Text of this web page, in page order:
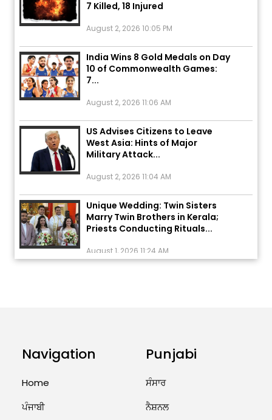
India Wins 8 Gold Medals on Day
10 of Commonwealth Games:
7...
US Advises Citizens to Leave
West Asia: Hints of Major
Military Attack...
Unique Wedding: Twin Sisters
Marry Twin Brothers in Kerala;
Priests Conducting Rituals...
7 Killed, 18 Injured
August 2, 2026 10:05 PM
India Wins 8 Gold Medals on Day
Navigation
Home
ਪੰਜਾਬੀ
Punjabi
ਸੰਸਾਰ
ਨੈਸ਼ਨਲ